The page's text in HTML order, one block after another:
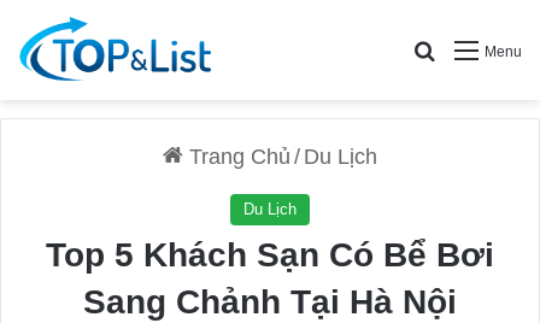
Menu
Search for
Trang Chủ / Du Lịch
Du Lịch
Top 5 Khách Sạn Có Bể Bơi
Sang Chảnh Tại Hà Nội